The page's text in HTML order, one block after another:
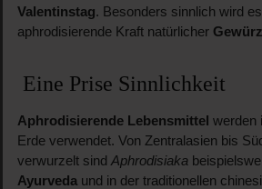
Valentinstag. Besonders sinnlich wird
aphrodisierende Kraft natürlicher
Eine Prise Sinnlichkeit
Aphrodisierende Lebensmittel werden
Erde verwendet. Von Zentralasien bis
verwurzelt sind Aphrodisiaka
Ayurvedaund in der traditionellen